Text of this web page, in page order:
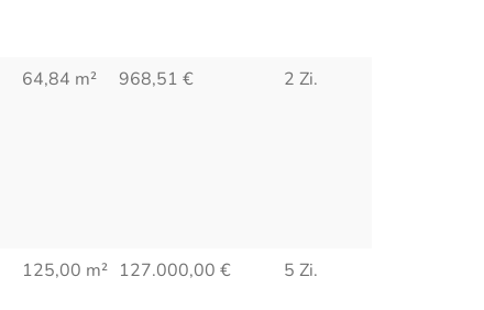
64,84 m² 968,51 € 2 Zi.
125,00 m² 127.000,00 € 5 Zi.